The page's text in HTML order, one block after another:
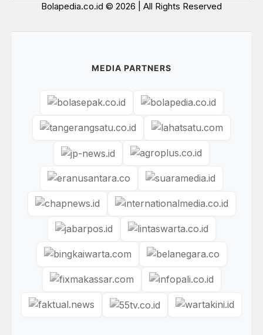
Bolapedia.co.id © 2026 | All Rights Reserved
MEDIA PARTNERS